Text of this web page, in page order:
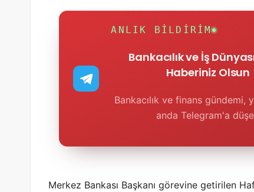
ANLIK BILDIRIM
Bankacılık ve İş
Haberiniz Olsun
Bankacılık ve finans gündemi,
anda Telegram'a
Merkez Bankası Başkanı görevine getirilen